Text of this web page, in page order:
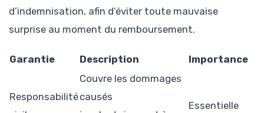
d’indemnisation, afin d’éviter toute mauvaise
surprise au moment du remboursement.
Garantie Description Importance
Responsabilité
Couvre les dommages
causés
Essentielle